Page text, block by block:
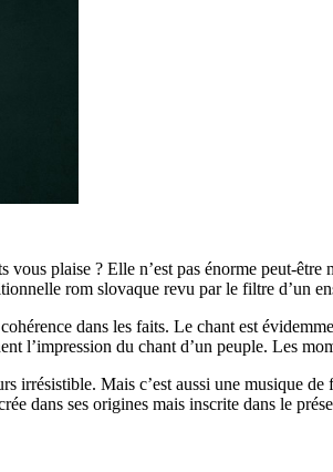
plaise ? Elle n’est pas énorme peut-
rom slovaque revu par le filtre d’un
dans les faits. Le chant est
l’impression du chant d’un peuple. Les
irrésistible. Mais c’est aussi une musique de
dans ses origines mais inscrite dans le